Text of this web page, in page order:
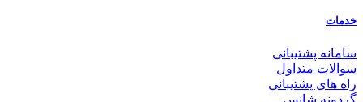
خدمات
سامانه پشتیبانی
سوالات متداول
راه های پشتیبانی